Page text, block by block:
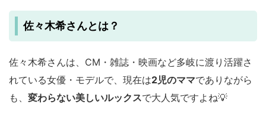
佐々木希さんとは？
佐々木希さんは、CM・雑誌・映画など多岐に渡り活躍さ
れている女優・モデルで、現在は2児のママでありながら
も、 変わらない美しいルックスで大人気ですよね💡